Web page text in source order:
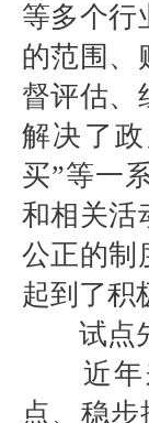
等多个行
的范围、
督评估、
解决了
买”等一
和相关活
公正的制
起到了积
试点先
近年来
点、稳